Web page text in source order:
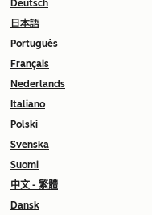
Deutsch
日本語
Português
Français
Nederlands
Italiano
Polski
Svenska
Suomi
中文 - 繁體
Dansk